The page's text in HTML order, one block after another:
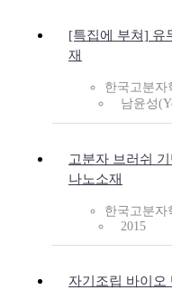
[특집에 부쳐] 유
재
한국고분자
남윤성
고분자 브러쉬
나노소재
한국고분자
2015
자기조립 바이오